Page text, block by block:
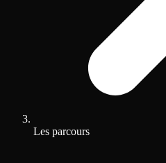
Les parcours